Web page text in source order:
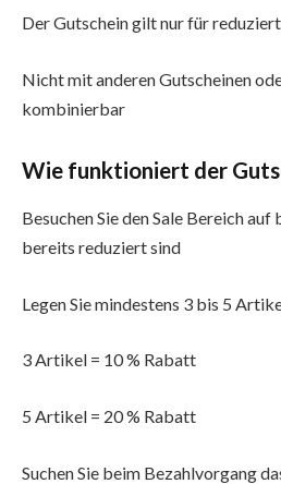
Der Gutschein gilt nur für
Nicht mit anderen Gutscheinen
kombinierbar
Wie funktioniert der
Besuchen Sie den Sale Bereich
bereits reduziert sind
Legen Sie mindestens 3 bis 5
3 Artikel = 10 % Rabatt
5 Artikel = 20 % Rabatt
Suchen Sie beim Bezahlvorgang